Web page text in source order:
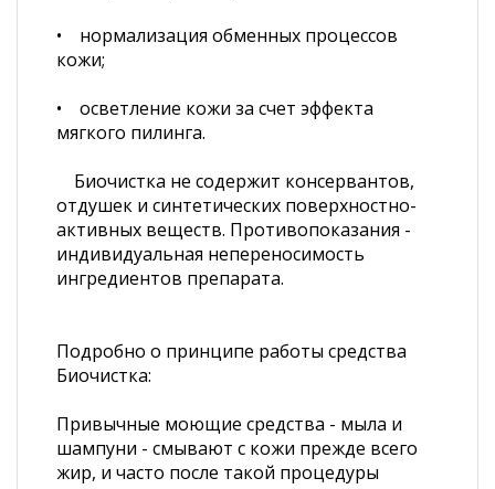
• нормализация обменных процессов
кожи;
• осветление кожи за счет эффекта
мягкого пилинга.
Биочистка не содержит консервантов,
отдушек и синтетических поверхностно-
активных веществ. Противопоказания -
индивидуальная непереносимость
ингредиентов препарата.
Подробно о принципе работы средства
Биочистка:
Привычные моющие средства - мыла и
шампуни - смывают с кожи прежде всего
жир, и часто после такой процедуры